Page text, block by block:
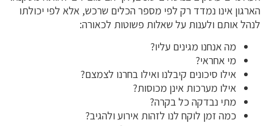
הארגון אינו נמדד רק לפי מספר הכלים שרכש, אלא לפי יכולתו
לנהל אותם ולענות על שאלות פשוטות לכאורה:
מה אנחנו מגינים עליו?
מי אחראי?
אילו סיכונים קיבלנו ואילו בחרנו לצמצם?
אילו מערכות אינן מכוסות?
מתי נבדקה כל בקרה?
כמה זמן לוקח לנו לזהות אירוע ולהגיב?